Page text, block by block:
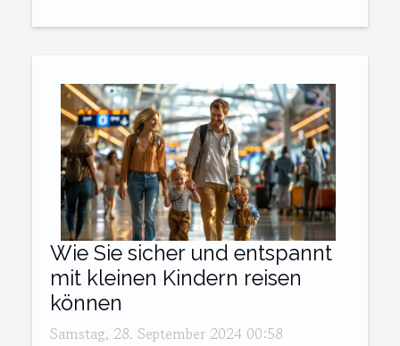
Wie Sie sicher und entspannt
mit kleinen Kindern reisen
können
Samstag, 28. September 2024 00:58